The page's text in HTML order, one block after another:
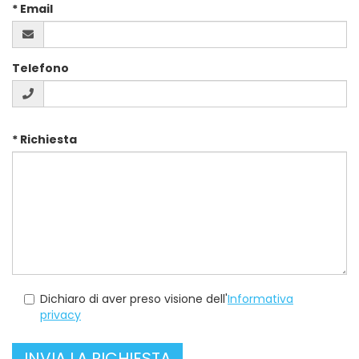
* Email
Telefono
inserisci
la
* Richiesta
compila
captcha
e
Dichiaro di aver preso visione dell'Informativa
privacy